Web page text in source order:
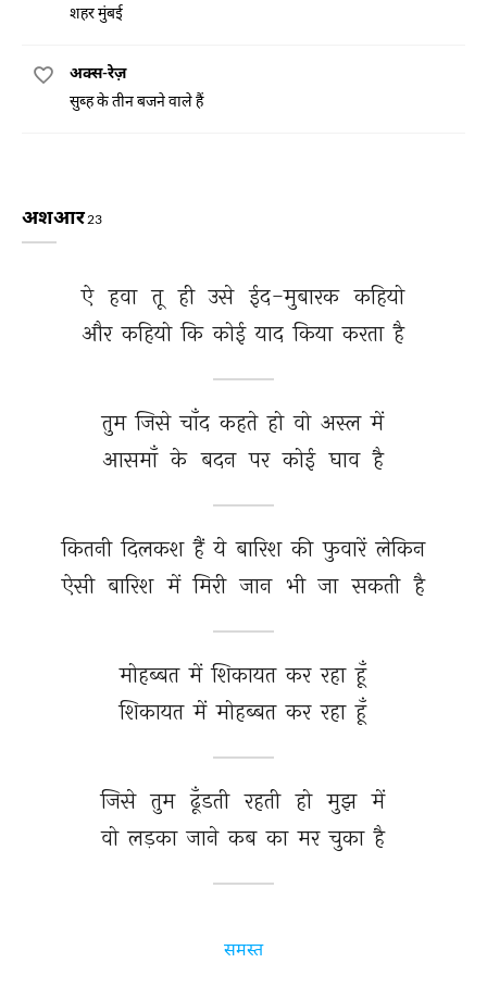
शहर मुंबई
अक्स-रेज़
सुब्ह के तीन बजने वाले हैं
अशआर23
ऐ हवा तू ही उसे ईद-मुबारक कहियो
और कहियो कि कोई याद किया करता है
तुम जिसे चाँद कहते हो वो अस्ल में
आसमाँ के बदन पर कोई घाव है
कितनी दिलकश हैं ये बारिश की फुवारें लेकिन
ऐसी बारिश में मिरी जान भी जा सकती है
मोहब्बत में शिकायत कर रहा हूँ
शिकायत में मोहब्बत कर रहा हूँ
जिसे तुम ढूँडती रहती हो मुझ में
वो लड़का जाने कब का मर चुका है
समस्त